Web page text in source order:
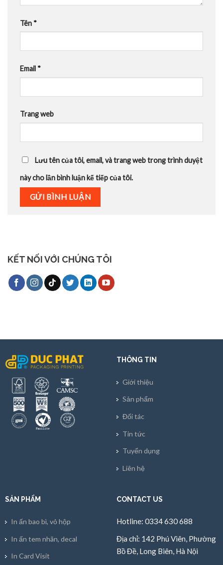
Tên *
Email *
Trang web
Lưu tên của tôi, email, và trang web trong trình duyệt
này cho lần bình luận kế tiếp của tôi.
KẾT NỐI VỚI CHÚNG TÔI
THÔNG TIN
Giới thiệu
Sản phẩm
Đối tác
Tin tức
Tuyển dụng
Liên hệ
SẢN PHẨM
In ấn bao bì, vỏ hộp
In ấn tem nhãn, decal
In Card Visit
CONTACT US
Hotline: 0334 630 688
Địa chỉ: 142 Phú Viên, Phường
Bồ Đề, Long Biên, Hà Nội